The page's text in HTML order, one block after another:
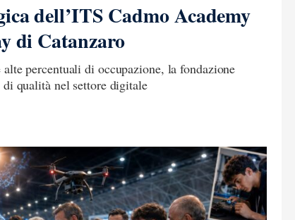
dell’ITS Cadmo Academy
di Catanzaro
percentuali di occupazione, la fondazione
qualità nel settore digitale